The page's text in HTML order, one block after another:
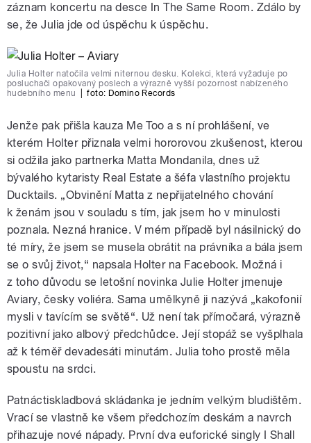
záznam koncertu na desce In The Same Room. Zdálo by
se, že Julia jde od úspěchu k úspěchu.
Julia Holter natočila velmi niternou desku. Kolekci, která vyžaduje po
posluchači opakovaný poslech a výrazně vyšší pozornost nabízeného
hudebního menu
foto: Domino Records
Jenže pak přišla kauza Me Too a s ní prohlášení, ve
kterém Holter přiznala velmi hororovou zkušenost, kterou
si odžila jako partnerka Matta Mondanila, dnes už
bývalého kytaristy Real Estate a šéfa vlastního projektu
Ducktails. „Obvinění Matta z nepřijatelného chování
k ženám jsou v souladu s tím, jak jsem ho v minulosti
poznala. Nezná hranice. V mém případě byl násilnický do
té míry, že jsem se musela obrátit na právníka a bála jsem
se o svůj život,“ napsala Holter na Facebook. Možná i
z toho důvodu se letošní novinka Julie Holter jmenuje
Aviary, česky voliéra. Sama umělkyně ji nazývá „kakofonií
mysli v tavícím se světě“. Už není tak přímočará, výrazně
pozitivní jako albový předchůdce. Její stopáž se vyšplhala
až k téměř devadesáti minutám. Julia toho prostě měla
spoustu na srdci.
Patnáctiskladbová skládanka je jedním velkým bludištěm.
Vrací se vlastně ke všem předchozím deskám a navrch
přihazuje nové nápady. První dva euforické singly I Shall